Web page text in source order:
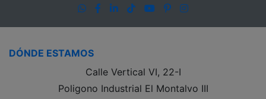
WhatsApp
Facebook
LinkedIn
TikTokYouTube
PinterestInstagram
DÓNDE ESTAMOS
Calle Vertical VI, 22-I
Poligono Industrial El Montalvo III